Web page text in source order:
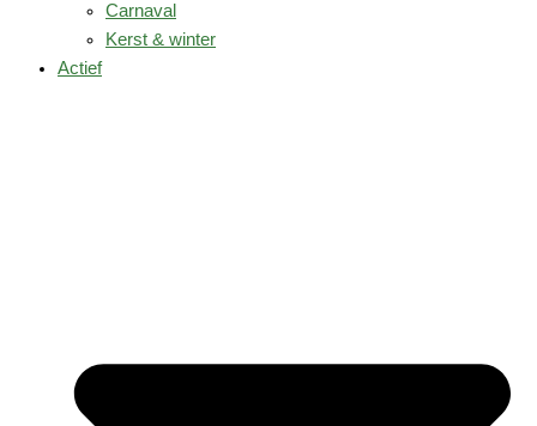
Carnaval
Kerst & winter
Actief